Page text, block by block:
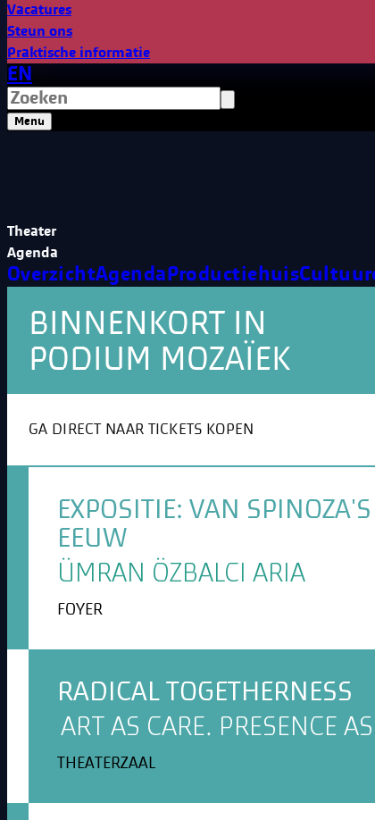
Vacatures
Steun ons
Praktische informatie
EN
Menu
Theater
Agenda
OverzichtAgendaProductiehuis
BINNENKORT IN
PODIUM MOZAÏEK
GA DIRECT NAAR TICKETS KOPEN
EXPOSITIE: VAN
EEUW
ÜMRAN ÖZBALCI ARIA
FOYER
RADICAL TOGETHERNESS
ART AS CARE. PRESENCE
THEATERZAAL